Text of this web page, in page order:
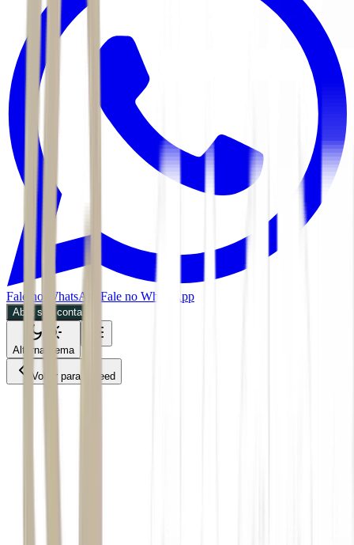
Fale no WhatsApp Fale no WhatsApp
Abra sua conta
Alternar tema
Voltar para o Feed